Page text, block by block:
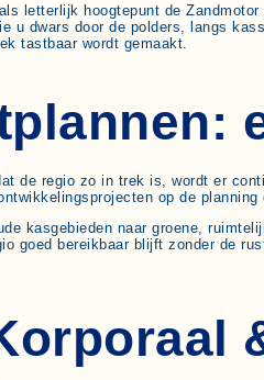
letterlijk hoogtepunt de
u dwars door de polders, langs
tastbaar wordt gemaakt.
de regio zo in trek is, wordt er
op de
kasgebieden naar groene,
goed bereikbaar blijft zonder de